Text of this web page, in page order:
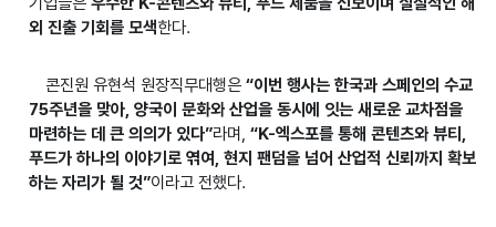
외 진출 기회를 모색한다.
콘진원 유현석 원장직무대행은 “이번 행사는 한국과 스페인의 수교
75주년을 맞아, 양국이 문화와 산업을 동시에 잇는 새로운 교차점을
마련하는 데 큰 의의가 있다”라며, “K-엑스포를 통해 콘텐츠와 뷰티,
푸드가 하나의 이야기로 엮여, 현지 팬덤을 넘어 산업적 신뢰까지 확보
하는 자리가 될 것”이라고 전했다.